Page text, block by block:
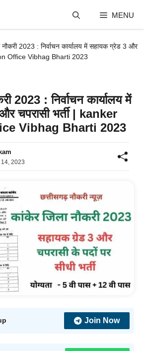
MENU
2023 : निर्वाचन कार्यालय में सहायक ग्रेड 3 और
Office Vibhag Bharti 2023
2023 : निर्वाचन कार्यालय में
चपरासी भर्ती | kanker
Vibhag Bharti 2023
2023
Join Now